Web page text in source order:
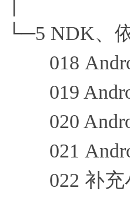
└─5 NDK、
018
019
020
021
022 补充